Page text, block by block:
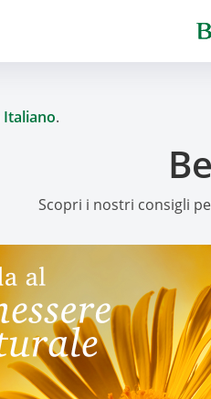
Italiano.
Scopri i nostri consigli